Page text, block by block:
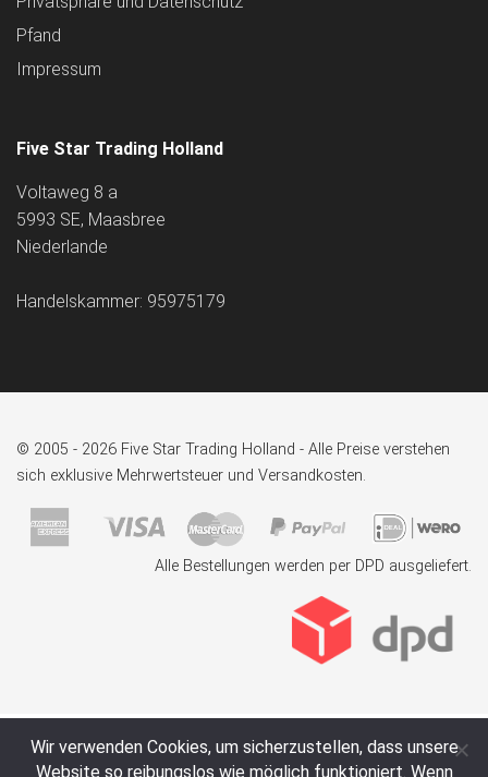
Pfand
Impressum
Five Star Trading Holland
Voltaweg 8 a
5993 SE, Maasbree
Niederlande
Handelskammer: 95975179
© 2005 - 2026 Five Star Trading Holland - Alle Preise verstehen
sich exklusive Mehrwertsteuer und Versandkosten.
Alle Bestellungen werden per DPD ausgeliefert.
Wir verwenden Cookies, um sicherzustellen, dass unsere
Website so reibungslos wie möglich funktioniert. Wenn